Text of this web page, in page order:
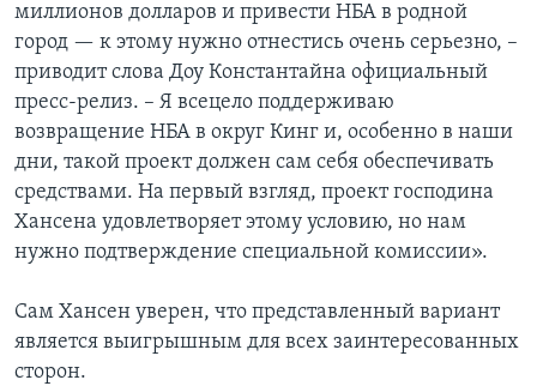
миллионов долларов и привести НБА в родной
город — к этому нужно отнестись очень серьезно, –
приводит слова Доу Константайна официальный
пресс-релиз. – Я всецело поддерживаю
возвращение НБА в округ Кинг и, особенно в наши
дни, такой проект должен сам себя обеспечивать
средствами. На первый взгляд, проект господина
Хансена удовлетворяет этому условию, но нам
нужно подтверждение специальной комиссии».
Сам Хансен уверен, что представленный вариант
является выигрышным для всех заинтересованных
сторон.